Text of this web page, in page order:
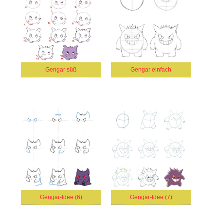
Gengar süß Gengar einfach
Gengar-Idee (6) Gengar-Idee (7)